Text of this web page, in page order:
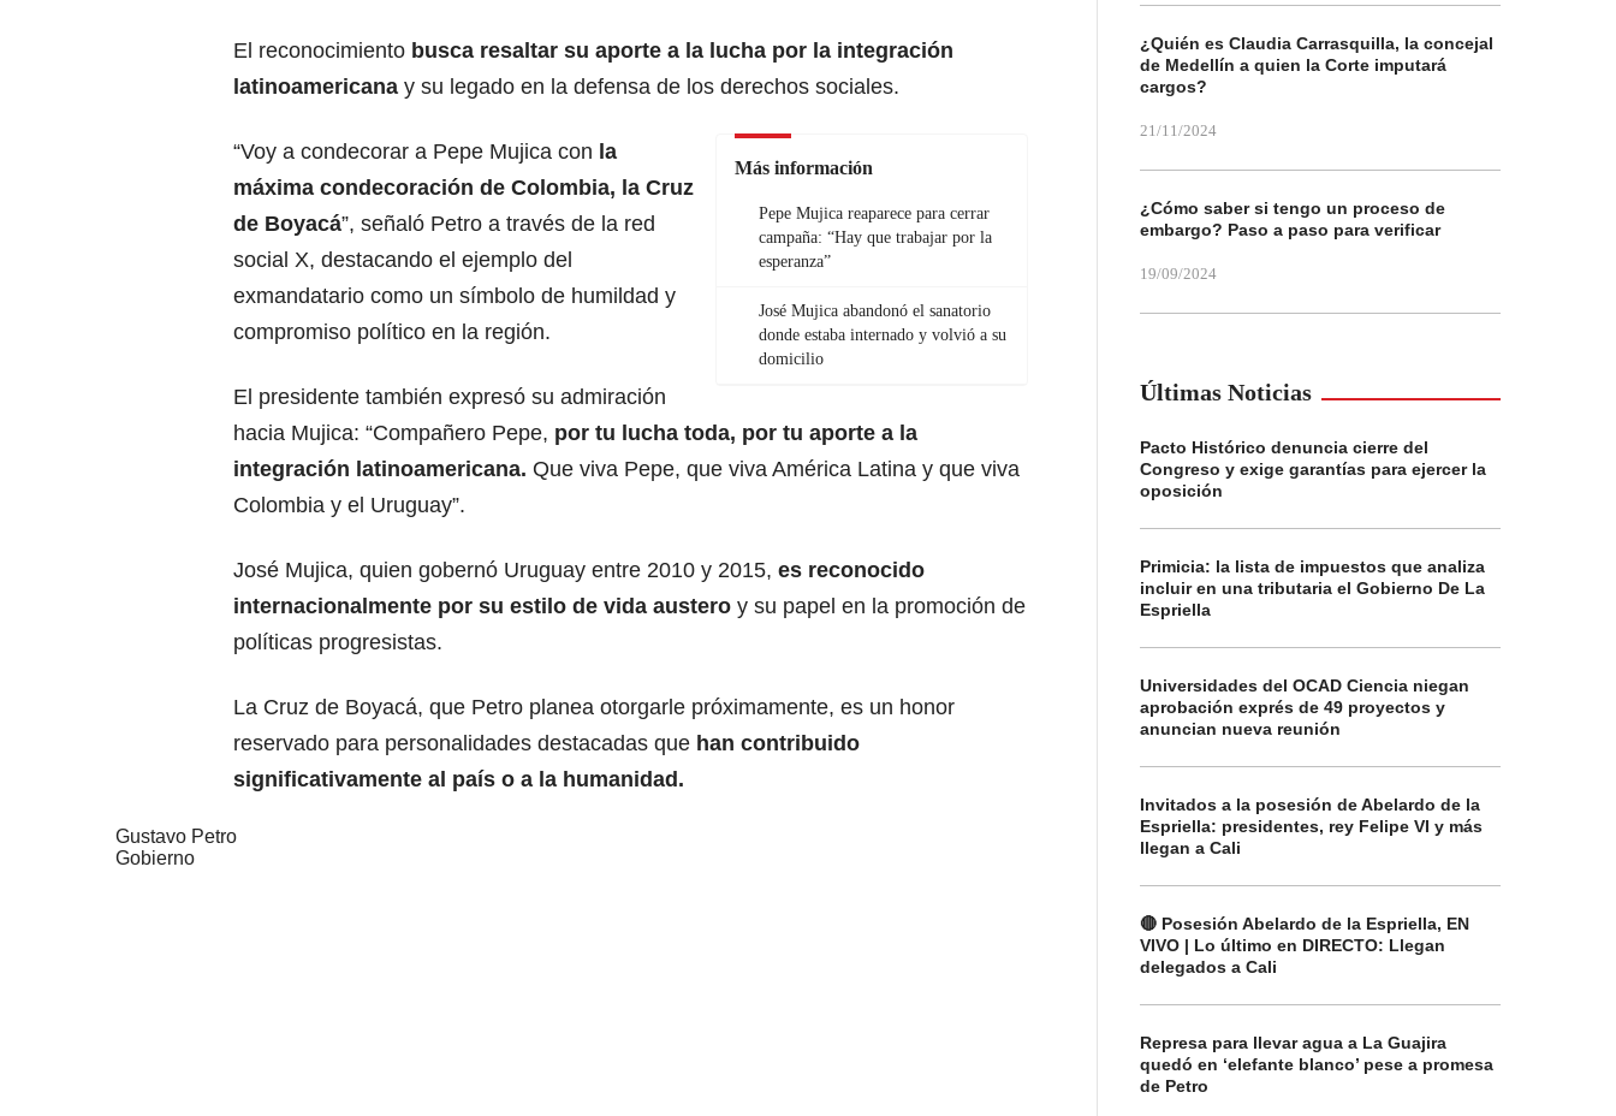
El reconocimiento busca resaltar su aporte a la lucha por la integración
latinoamericana y su legado en la defensa de los derechos sociales.
Más información
Pepe Mujica reaparece para cerrar
campaña: “Hay que trabajar por la
esperanza”
José Mujica abandonó el sanatorio
donde estaba internado y volvió a su
domicilio
“Voy a condecorar a Pepe Mujica con la
máxima condecoración de Colombia, la Cruz
de Boyacá”, señaló Petro a través de la red
social X, destacando el ejemplo del
exmandatario como un símbolo de humildad y
compromiso político en la región.
El presidente también expresó su admiración
hacia Mujica: “Compañero Pepe, por tu lucha toda, por tu aporte a la
integración latinoamericana. Que viva Pepe, que viva América Latina y que viva
Colombia y el Uruguay”.
José Mujica, quien gobernó Uruguay entre 2010 y 2015, es reconocido
internacionalmente por su estilo de vida austero y su papel en la promoción de
políticas progresistas.
La Cruz de Boyacá, que Petro planea otorgarle próximamente, es un honor
reservado para personalidades destacadas que han contribuido
significativamente al país o a la humanidad.
Gustavo Petro
Gobierno
¿Quién es Claudia Carrasquilla, la concejal
de Medellín a quien la Corte imputará
cargos?
21/11/2024
¿Cómo saber si tengo un proceso de
embargo? Paso a paso para verificar
19/09/2024
Últimas Noticias
Pacto Histórico denuncia cierre del
Congreso y exige garantías para ejercer la
oposición
Primicia: la lista de impuestos que analiza
incluir en una tributaria el Gobierno De La
Espriella
Universidades del OCAD Ciencia niegan
aprobación exprés de 49 proyectos y
anuncian nueva reunión
Invitados a la posesión de Abelardo de la
Espriella: presidentes, rey Felipe VI y más
llegan a Cali
🔴 Posesión Abelardo de la Espriella, EN
VIVO | Lo último en DIRECTO: Llegan
delegados a Cali
Represa para llevar agua a La Guajira
quedó en ‘elefante blanco’ pese a promesa
de Petro